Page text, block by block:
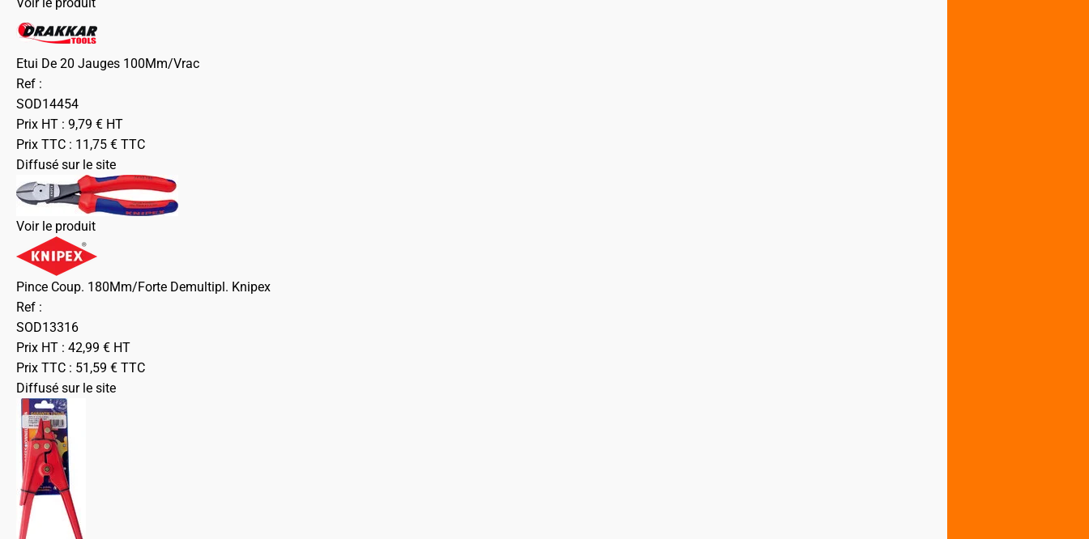
Etui De 20 Jauges 100Mm/Vrac
Ref :
SOD14454
Prix HT : 9,79 € HT
Prix TTC : 11,75 € TTC
Diffusé sur le site
Voir le produit
Pince Coup. 180Mm/Forte Demultipl. Knipex
Ref :
SOD13316
Prix HT : 42,99 € HT
Prix TTC : 51,59 € TTC
Diffusé sur le site